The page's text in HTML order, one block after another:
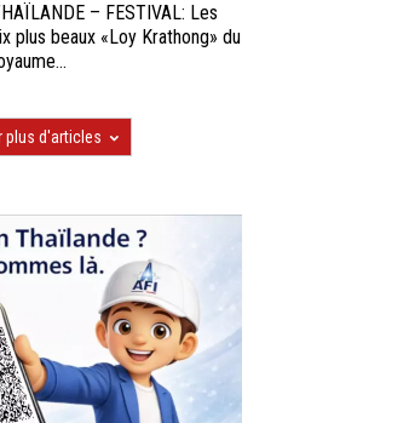
– FESTIVAL: Les
plus beaux «Loy Krathong» du
plus d'articles